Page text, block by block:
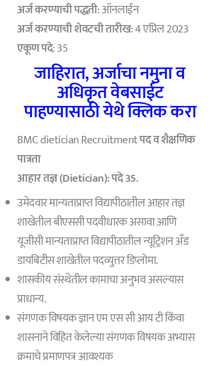
अर्ज करण्याची पद्धती: ऑनलाईन
अर्ज करण्याची शेवटची तारीख: 4 एप्रिल 2023
एकूण पदे: 35
जाहिरात, अर्जाचा नमुना व
अधिकृत वेबसाईट
पाहण्यासाठी येथे क्लिक करा
BMC dietician Recruitmentपद व शैक्षणिक
पात्रता
आहार तज्ञ (Dietician): पदे 35.
उमेदवार मान्यताप्राप्त विद्यापीठातील आहार तज्ञ
शाखेतील बीएससी पदवीधारक असावा आणि
यूजीसी मान्यताप्राप्त विद्यापीठातील न्यूट्रिशन अँड
डायबिटीस शाखेतील पदव्युत्तर डिप्लोमा.
शासकीय संस्थेतील कामाचा अनुभव असल्यास
प्राधान्य.
संगणक विषयक ज्ञान एम एस सी आय टी किंवा
शासनाने विहित केलेल्या संगणक विषयक अभ्यास
क्रमाचे प्रमाणपत्र आवश्यक